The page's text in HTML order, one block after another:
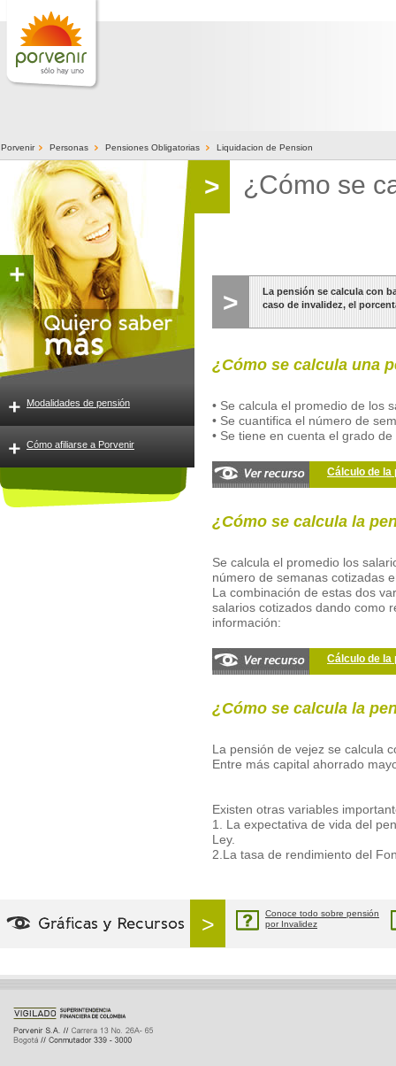
Porvenir >Personas >Pensiones Obligatorias >Liquidacion de Pension
Modalidades de pensión
Cómo afiliarse a Porvenir
> ¿Cómo se
>
La pensión se calcula con
caso de invalidez, el
¿Cómo se calcula una
• Se calcula el promedio de los
• Se cuantifica el número de
• Se tiene en cuenta el grado
Cálculo de la
¿Cómo se calcula la
Se calcula el promedio los
número de semanas cotizadas
La combinación de estas dos
salarios cotizados dando como
información:
Cálculo de la
¿Cómo se calcula la
La pensión de vejez se calcula
Entre más capital ahorrado
Existen otras variables
1. La expectativa de vida del
Ley.
2.La tasa de rendimiento del
>
Conoce todo sobre pensión
por Invalidez